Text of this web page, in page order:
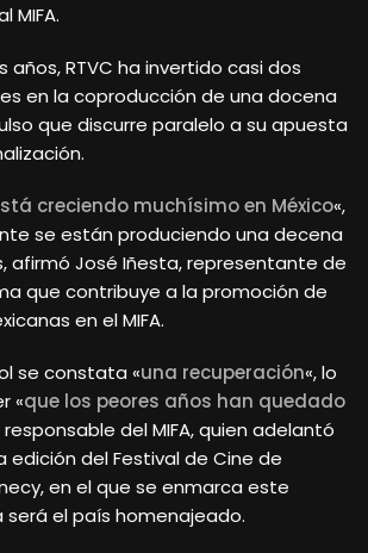
MIFA.
años, RTVC ha invertido casi dos
en la coproducción de una docena
que discurre paralelo a su apuesta
creciendo muchísimo en México«,
se están produciendo una decena
afirmó José Iñesta, representante de
que contribuye a la promoción de
en el MIFA.
se constata «una recuperación«, lo
«que los peores años han quedado
responsable del MIFA, quien adelantó
edición del Festival de Cine de
en el que se enmarca este
será el país homenajeado.